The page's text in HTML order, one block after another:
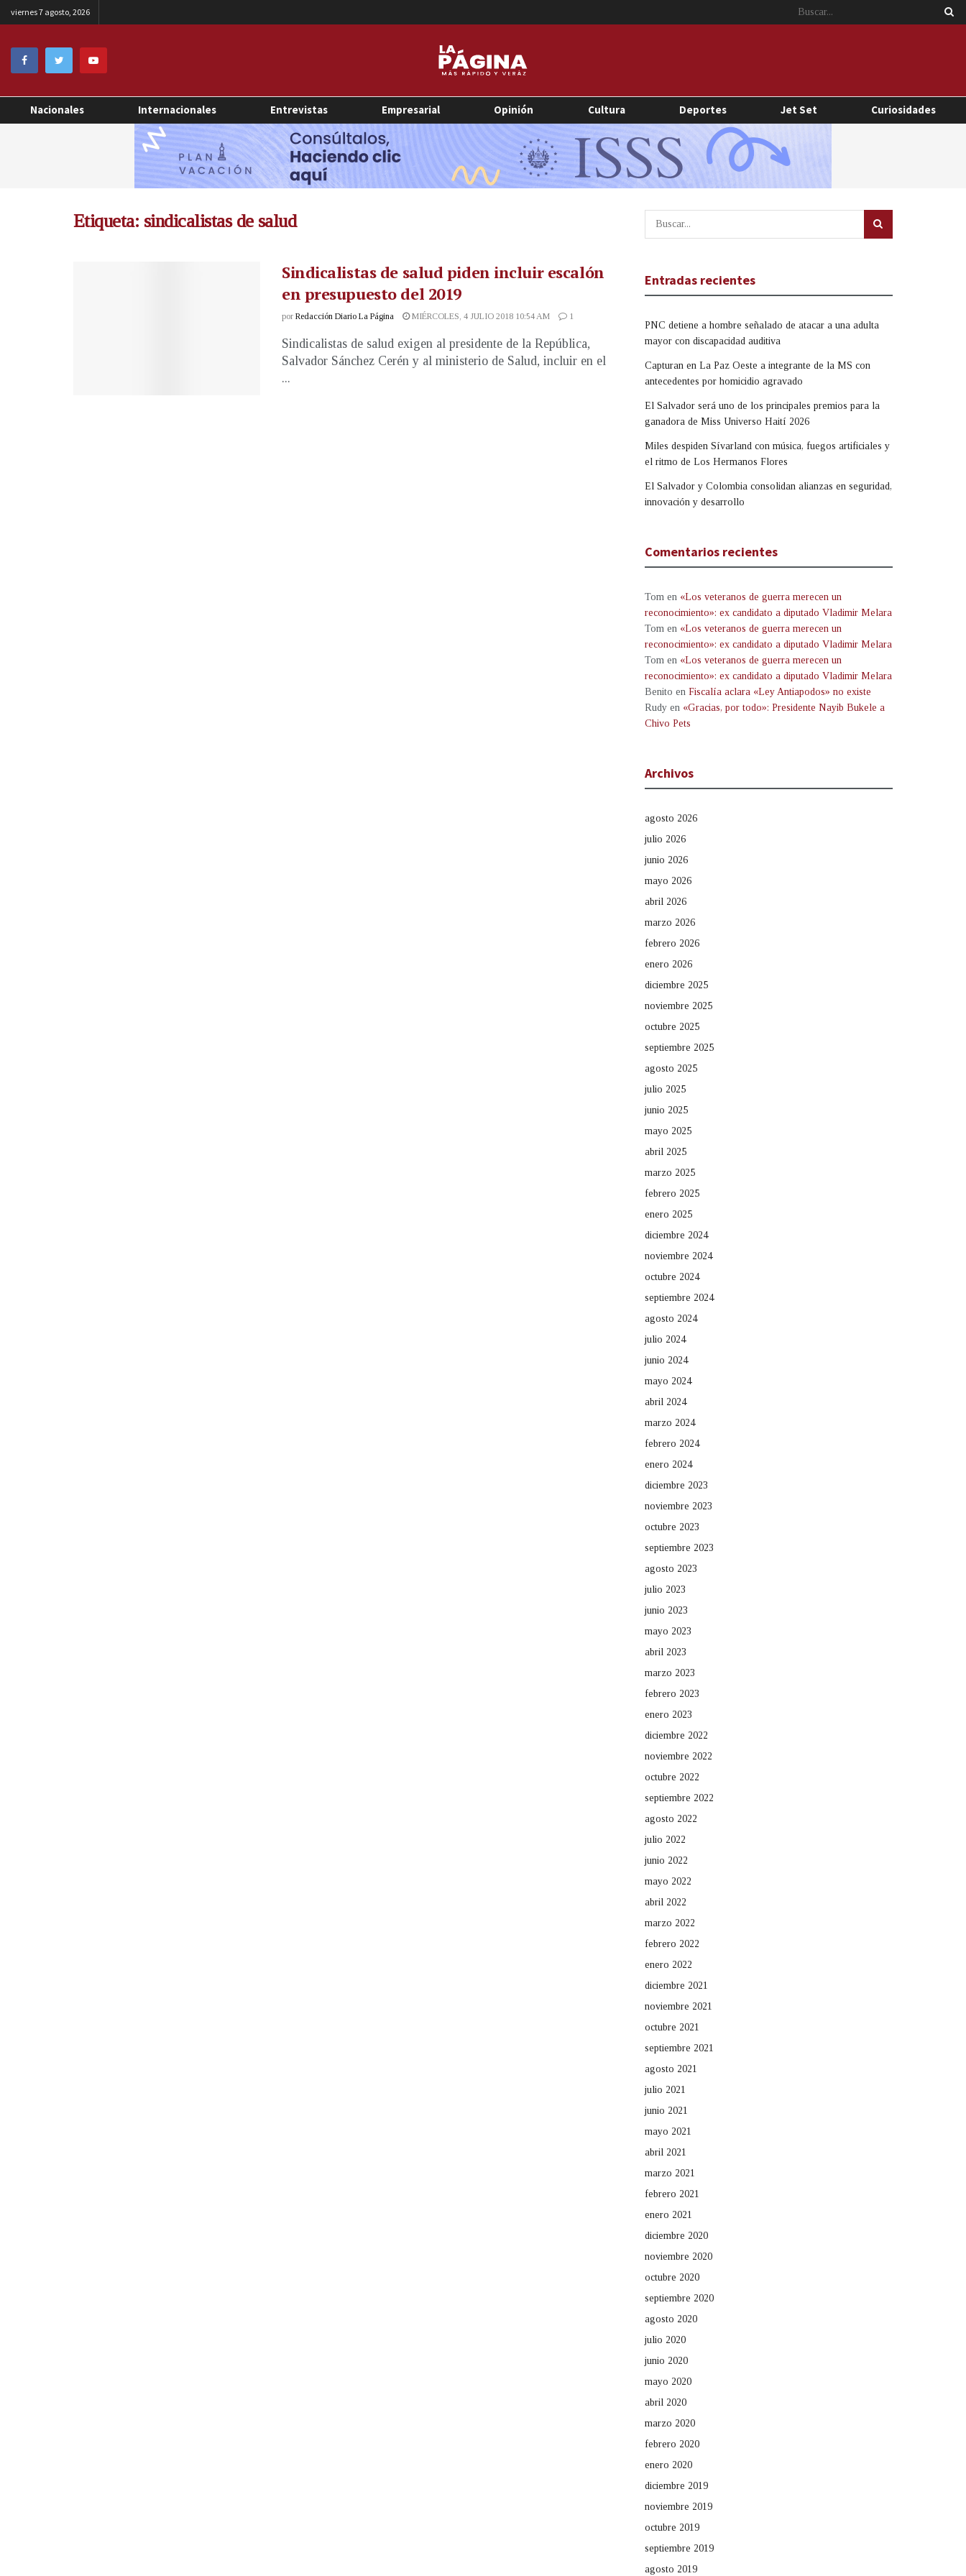
viernes 7 agosto, 2026
Nacionales Internacionales Entrevistas Empresarial Opinión Cultura Deportes Jet Set Curiosidades
Etiqueta: sindicalistas de salud
Sindicalistas de salud piden incluir escalón
en presupuesto del 2019
por Redacción Diario La Página MIÉRCOLES, 4 JULIO 2018 10:54 AM 1
Sindicalistas de salud exigen al presidente de la República,
Salvador Sánchez Cerén y al ministerio de Salud, incluir en el
...
Entradas recientes
PNC detiene a hombre señalado de atacar a una adulta
mayor con discapacidad auditiva
Capturan en La Paz Oeste a integrante de la MS con
antecedentes por homicidio agravado
El Salvador será uno de los principales premios para la
ganadora de Miss Universo Haití 2026
Miles despiden Sívarland con música, fuegos artificiales y
el ritmo de Los Hermanos Flores
El Salvador y Colombia consolidan alianzas en seguridad,
innovación y desarrollo
Comentarios recientes
Tom en «Los veteranos de guerra merecen un
reconocimiento»: ex candidato a diputado Vladimir Melara
Tom en «Los veteranos de guerra merecen un
reconocimiento»: ex candidato a diputado Vladimir Melara
Tom en «Los veteranos de guerra merecen un
reconocimiento»: ex candidato a diputado Vladimir Melara
Benito en Fiscalía aclara «Ley Antiapodos» no existe
Rudy en «Gracias, por todo»: Presidente Nayib Bukele a
Chivo Pets
Archivos
agosto 2026
julio 2026
junio 2026
mayo 2026
abril 2026
marzo 2026
febrero 2026
enero 2026
diciembre 2025
noviembre 2025
octubre 2025
septiembre 2025
agosto 2025
julio 2025
junio 2025
mayo 2025
abril 2025
marzo 2025
febrero 2025
enero 2025
diciembre 2024
noviembre 2024
octubre 2024
septiembre 2024
agosto 2024
julio 2024
junio 2024
mayo 2024
abril 2024
marzo 2024
febrero 2024
enero 2024
diciembre 2023
noviembre 2023
octubre 2023
septiembre 2023
agosto 2023
julio 2023
junio 2023
mayo 2023
abril 2023
marzo 2023
febrero 2023
enero 2023
diciembre 2022
noviembre 2022
octubre 2022
septiembre 2022
agosto 2022
julio 2022
junio 2022
mayo 2022
abril 2022
marzo 2022
febrero 2022
enero 2022
diciembre 2021
noviembre 2021
octubre 2021
septiembre 2021
agosto 2021
julio 2021
junio 2021
mayo 2021
abril 2021
marzo 2021
febrero 2021
enero 2021
diciembre 2020
noviembre 2020
octubre 2020
septiembre 2020
agosto 2020
julio 2020
junio 2020
mayo 2020
abril 2020
marzo 2020
febrero 2020
enero 2020
diciembre 2019
noviembre 2019
octubre 2019
septiembre 2019
agosto 2019